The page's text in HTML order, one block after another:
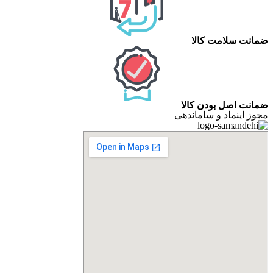
ضمانت سلامت کالا
ضمانت اصل بودن کالا
مجوز اینماد و ساماندهی